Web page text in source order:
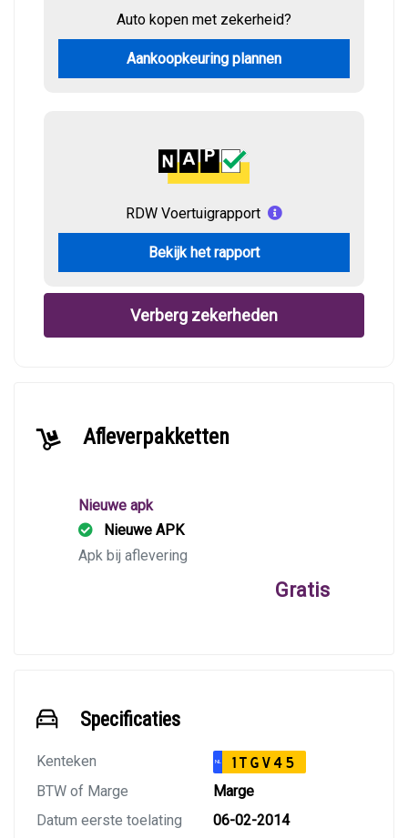
Auto kopen met zekerheid?
Aankoopkeuring plannen
RDW Voertuigrapport
Bekijk het rapport
Verberg zekerheden
Afleverpakketten
Nieuwe apk
Nieuwe APK
Apk bij aflevering
Gratis
Specificaties
Kenteken NL 1TGV45
BTW of Marge
Marge
Datum eerste toelating
06-02-2014